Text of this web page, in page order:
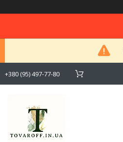
+380 (95) 497-77-80